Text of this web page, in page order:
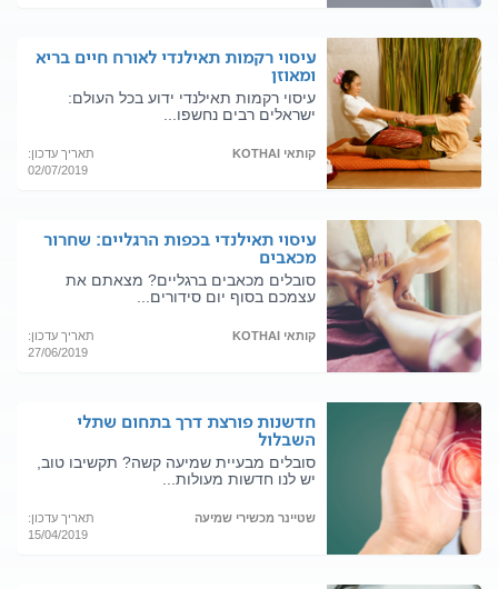
עיסוי רקמות תאילנדי לאורח חיים בריא
ומאוזן
עיסוי רקמות תאילנדי ידוע בכל העולם:
ישראלים רבים נחשפו...
קותאי KOTHAI
תאריך עדכון:
02/07/2019
עיסוי תאילנדי בכפות הרגליים: שחרור
מכאבים
סובלים מכאבים ברגליים? מצאתם את
עצמכם בסוף יום סידורים...
קותאי KOTHAI
תאריך עדכון:
27/06/2019
חדשנות פורצת דרך בתחום שתלי
השבלול
סובלים מבעיית שמיעה קשה? תקשיבו טוב,
יש לנו חדשות מעולות...
שטיינר מכשירי שמיעה
תאריך עדכון:
15/04/2019